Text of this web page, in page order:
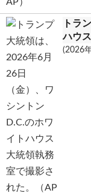
トラ
ハウ
(2026